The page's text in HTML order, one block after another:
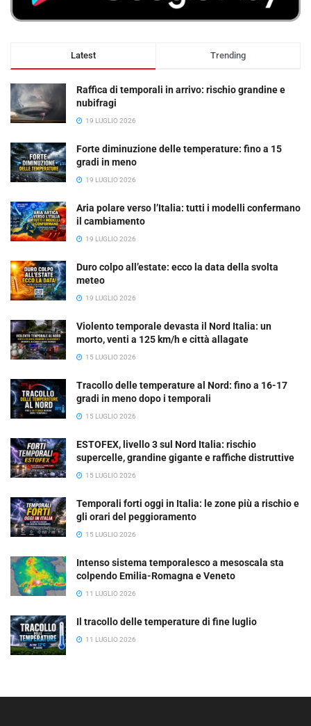
Latest Trending
Raffica di temporali in arrivo: rischio grandine e
nubifragi
19 LUGLIO 2026
Forte diminuzione delle temperature: fino a 15
gradi in meno
19 LUGLIO 2026
Aria polare verso l’Italia: tutti i modelli confermano
il cambiamento
19 LUGLIO 2026
Duro colpo all’estate: ecco la data della svolta
meteo
19 LUGLIO 2026
Violento temporale devasta il Nord Italia: un
morto, venti a 125 km/h e città allagate
15 LUGLIO 2026
Tracollo delle temperature al Nord: fino a 16-17
gradi in meno dopo i temporali
15 LUGLIO 2026
ESTOFEX, livello 3 sul Nord Italia: rischio
supercelle, grandine gigante e raffiche distruttive
15 LUGLIO 2026
Temporali forti oggi in Italia: le zone più a rischio e
gli orari del peggioramento
15 LUGLIO 2026
Intenso sistema temporalesco a mesoscala sta
colpendo Emilia-Romagna e Veneto
11 LUGLIO 2026
Il tracollo delle temperature di fine luglio
11 LUGLIO 2026